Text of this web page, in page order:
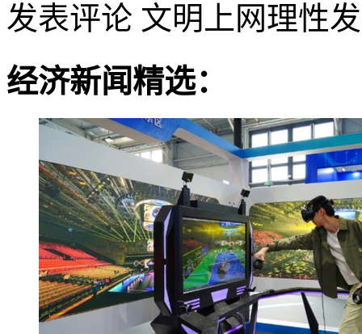
发表评论 文明上网理性
经济新闻精选：